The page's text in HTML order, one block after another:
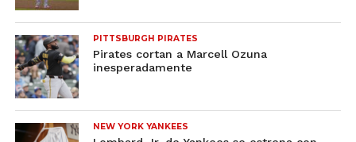
PITTSBURGH PIRATES
Pirates cortan a Marcell Ozuna
inesperadamente
NEW YORK YANKEES